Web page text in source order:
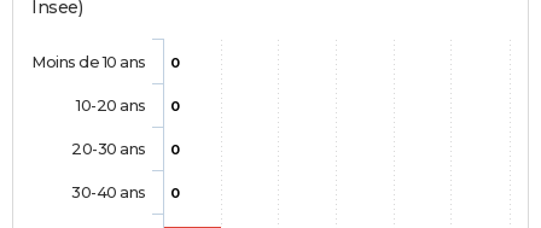
Insee)
0
0
0
0
Moins de 10 ans
10-20 ans
20-30 ans
30-40 ans